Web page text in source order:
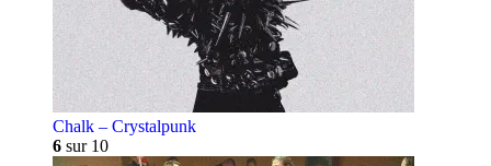
Chalk – Crystalpunk
6 sur 10